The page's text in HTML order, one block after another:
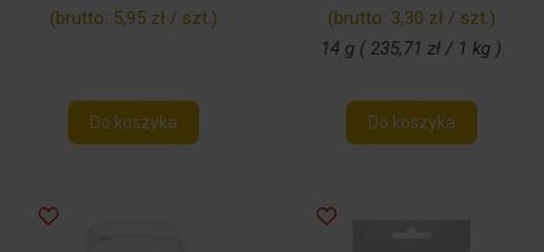
(brutto: 5,95 zł / szt.)
Do koszyka
(brutto: 3,30 zł / szt.)
14 g ( 235,71 zł / 1 kg )
Do koszyka